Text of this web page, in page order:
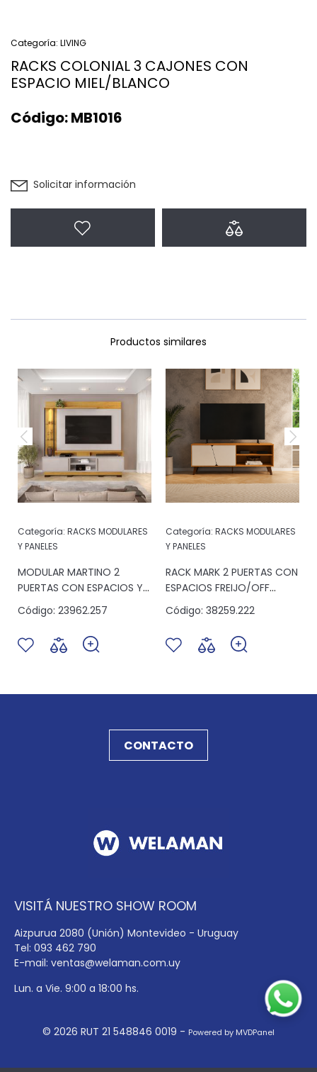
Categoría: LIVING
RACKS COLONIAL 3 CAJONES CON
ESPACIO MIEL/BLANCO
Código:MB1016
Solicitar información
Productos similares
Categoría: RACKS MODULARES
Y PANELES
MODULAR MARTINO 2
PUERTAS CON ESPACIOS Y
LUZ CEDRO/BALI
Código: 23962.257
Categoría: RACKS MODULARES
Y PANELES
RACK MARK 2 PUERTAS CON
ESPACIOS FREIJO/OFF
WHITE
Código: 38259.222
CONTACTO
VISITÁ NUESTRO SHOW ROOM
Aizpurua 2080 (Unión) Montevideo - Uruguay
Tel: 093 462 790
E-mail: ventas@welaman.com.uy
Lun. a Vie. 9:00 a 18:00 hs.
© 2026 RUT 21 548846 0019 - Powered by MVDPanel